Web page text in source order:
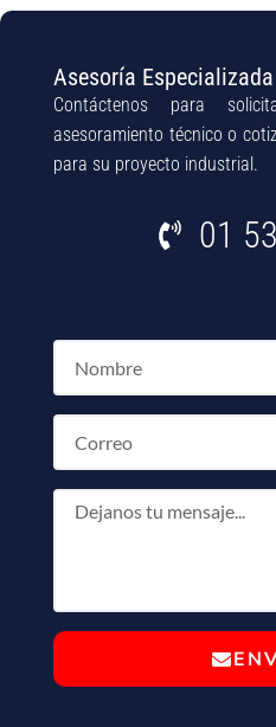
Asesoría Especializada
Contáctenos para
asesoramiento técnico o
para su proyecto industrial.
01